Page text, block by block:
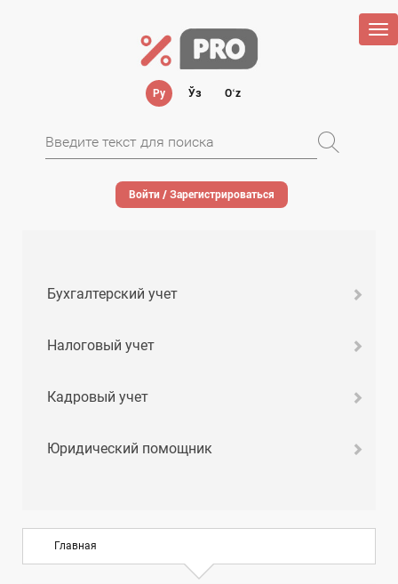
Ру Ўз Oʻz
Войти / Зарегистрироваться
Бухгалтерский учет
Налоговый учет
Кадровый учет
Юридический помощник
Главная